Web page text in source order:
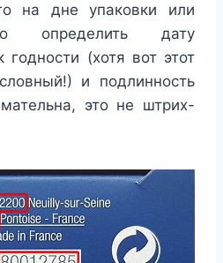
на дне упаковки или
определить дату
годности (хотя вот этот
и подлинность
это не штрих-